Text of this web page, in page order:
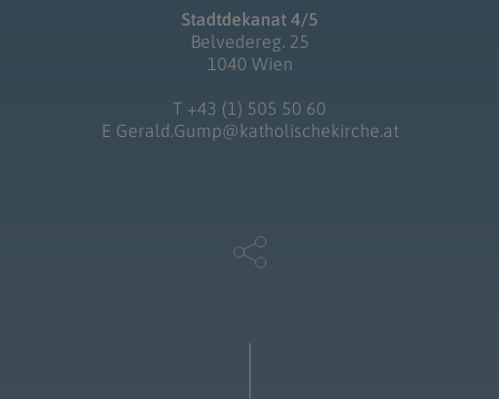
Stadtdekanat 4/5
Belvedereg. 25
1040 Wien
T +43 (1) 505 50 60
E Gerald.Gump@katholischekirche.at